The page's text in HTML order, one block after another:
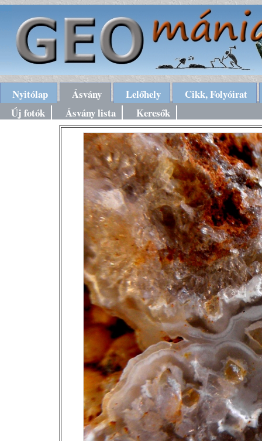
Nyitólap Ásvány Lelőhely
Cikk, Folyóirat
Új fotók
Ásvány lista Keresők